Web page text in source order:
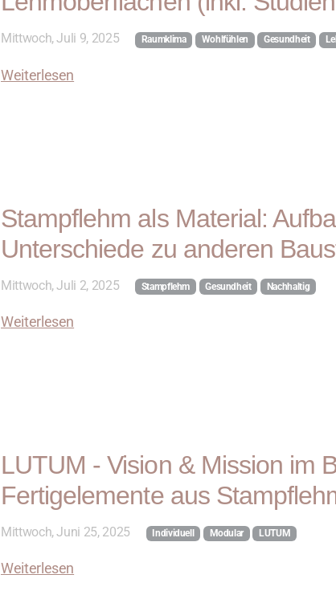
Mittwoch, Juli 9, 2025 Raumklima Wohlfühlen Gesundheit
Weiterlesen
Stampflehm als Material:
Unterschiede zu anderen
Mittwoch, Juli 2, 2025 Stampflehm Gesundheit Nachhaltig
Weiterlesen
LUTUM - Vision & Mission im
Fertigelemente aus
Mittwoch, Juni 25, 2025 Individuell Modular LUTUM
Weiterlesen